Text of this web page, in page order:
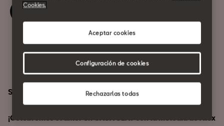
SOLD OUT.
¡Celebremos el amor en CASA SEAT con la melodía de Alex
Cookies.
Rechazarlas todas
Aceptar cookies
Configuración de cookies